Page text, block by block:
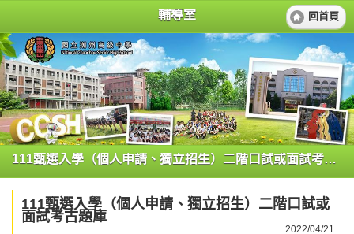
輔導室 回首頁
111甄選入學（個人申請、獨立招生）二階口試或面試考古題庫
111甄選入學（個人申請、獨立招生）二階口試或
面試考古題庫
2022/04/21